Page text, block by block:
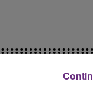
FM